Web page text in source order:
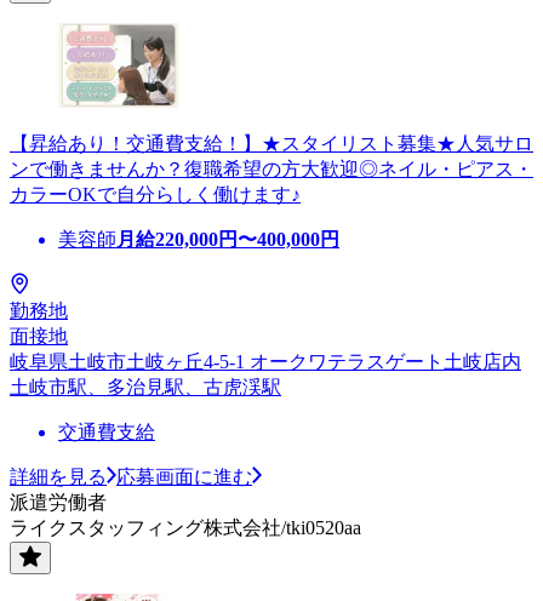
【昇給あり！交通費支給！】★スタイリスト募集★人気サロ
ンで働きませんか？復職希望の方大歓迎◎ネイル・ピアス・
カラーOKで自分らしく働けます♪
美容師 月給220,000円〜400,000円
勤務地
面接地
岐阜県土岐市土岐ヶ丘4-5-1 オークワテラスゲート土岐店内
土岐市駅、多治見駅、古虎渓駅
交通費支給
詳細を見る
応募画面に進む
派遣労働者
ライクスタッフィング株式会社/tki0520aa